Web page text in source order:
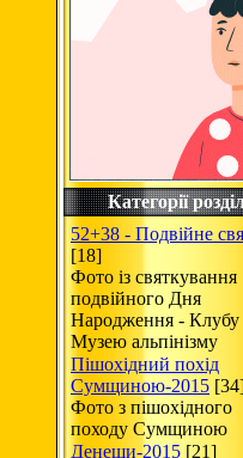
Категорії
52+38 - Подвійне
[18]
Фото із святкування
подвійного Дня
Народження - Клубу
Музею альпінізму
Пішохідний похід
Сумщиною-2015
Фото з пішохідного
походу Сумщиною
Денеши-2015 [21]